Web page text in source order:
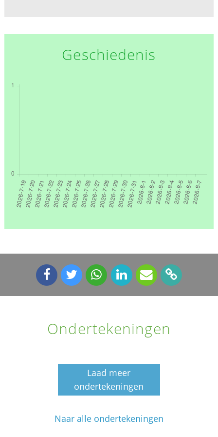
Geschiedenis
Ondertekeningen
Laad meer
ondertekeningen
Naar alle ondertekeningen